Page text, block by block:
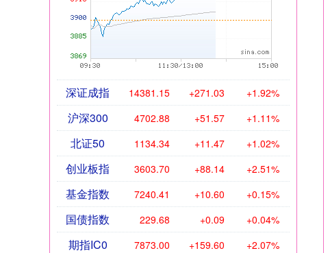
深证成指 14381.15 +271.03 +1.92%
沪深300 4702.88 +51.57 +1.11%
北证50 1134.34 +11.47 +1.02%
创业板指 3603.70 +88.14 +2.51%
基金指数 7240.41 +10.60 +0.15%
国债指数 229.68 +0.09 +0.04%
期指IC0 7873.00 +159.60 +2.07%